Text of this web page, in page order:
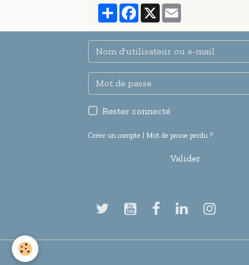
PartagerFacebook
X
Rester connecté
Créer un compte | Mot de passe perdu ?
Valider